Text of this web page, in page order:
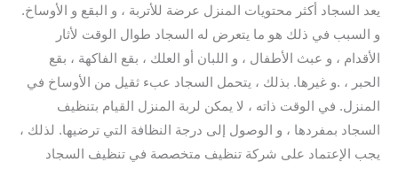
يعد السجاد أكثر محتويات المنزل عرضة للأتربة ، و البقع و الأوساخ.
و السبب في ذلك هو ما يتعرض له السجاد طوال الوقت لأثار
الأقدام ، و عبث الأطفال ، و اللبان أو العلك ، بقع الفاكهة ، بقع
الحبر ، .و غيرها. بذلك ، يتحمل السجاد عبء ثقيل من الأوساخ في
المنزل. في الوقت ذاته ، لا يمكن لربة المنزل القيام بتنظيف
السجاد بمفردها ، و الوصول إلى درجة النظافة التي ترضيها. لذلك ،
يجب الإعتماد على شركة تنظيف متخصصة في تنظيف السجاد